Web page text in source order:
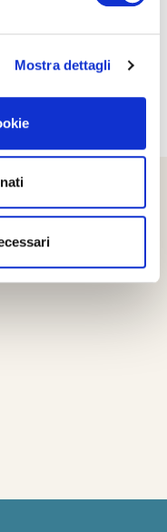
Mostra dettagli